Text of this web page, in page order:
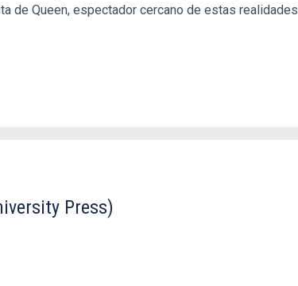
de Queen, espectador cercano de estas realidades
Press)